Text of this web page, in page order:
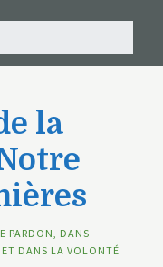
la
PARDON, DANS
ET DANS LA VOLONTÉ